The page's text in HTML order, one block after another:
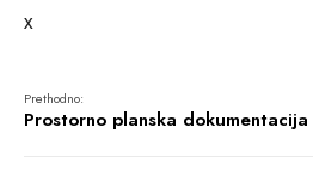
x
Prethodno:
Prostorno planska dokumentacija